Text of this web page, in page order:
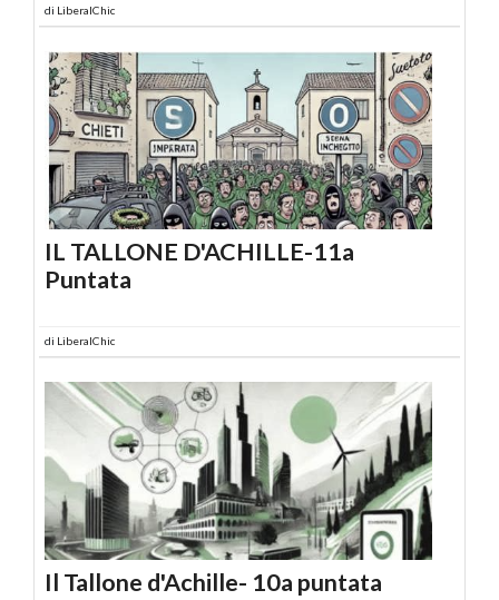
di LiberalChic
IL TALLONE D'ACHILLE-11a
Puntata
di LiberalChic
Il Tallone d'Achille- 10a puntata